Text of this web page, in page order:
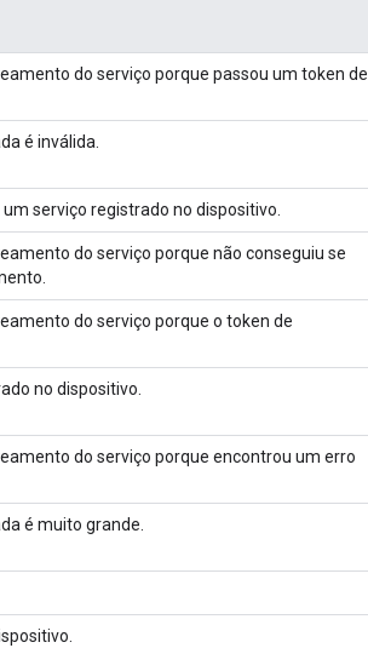
do serviço porque passou um token de
é inválida.
serviço registrado no dispositivo.
do serviço porque não conseguiu se
do serviço porque o token de
no dispositivo.
do serviço porque encontrou um erro
é muito grande.